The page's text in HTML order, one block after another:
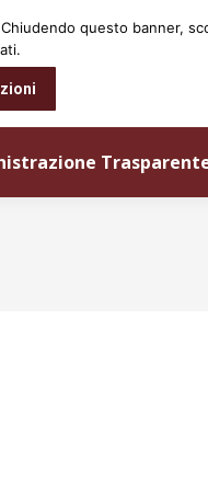
questo banner,